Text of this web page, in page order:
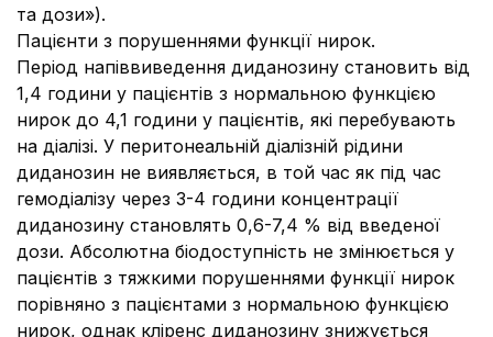
та дози»).
Пацієнти з порушеннями функції нирок.
Період напіввиведення диданозину становить від
1,4 години у пацієнтів з нормальною функцією
нирок до 4,1 години у пацієнтів, які перебувають
на діалізі. У перитонеальній діалізній рідини
диданозин не виявляється, в той час як під час
гемодіалізу через 3-4 години концентрації
диданозину становлять 0,6-7,4 % від введеної
дози. Абсолютна біодоступність не змінюється у
пацієнтів з тяжкими порушеннями функції нирок
порівняно з пацієнтами з нормальною функцією
нирок, однак кліренс диданозину знижується